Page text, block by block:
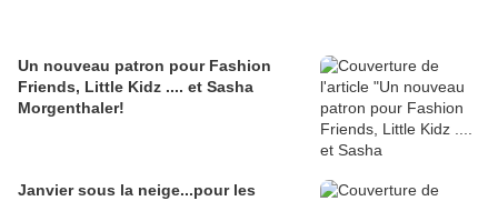
Un nouveau patron pour Fashion
Friends, Little Kidz .... et Sasha
Morgenthaler!
Janvier sous la neige...pour les